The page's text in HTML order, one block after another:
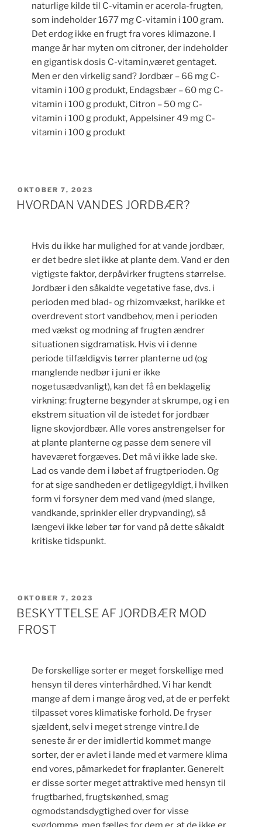
naturlige kilde til C-vitamin er acerola-frugten,
som indeholder 1677 mg C-vitamin i 100 gram.
Det erdog ikke en frugt fra vores klimazone. I
mange år har myten om citroner, der indeholder
en gigantisk dosis C-vitamin,været gentaget.
Men er den virkelig sand? Jordbær – 66 mg C-
vitamin i 100 g produkt, Endagsbær – 60 mg C-
vitamin i 100 g produkt, Citron – 50 mg C-
vitamin i 100 g produkt, Appelsiner 49 mg C-
vitamin i 100 g produkt
UDGIVET
DEN
OKTOBER 7, 2023
HVORDAN VANDES JORDBÆR?
Hvis du ikke har mulighed for at vande jordbær,
er det bedre slet ikke at plante dem. Vand er den
vigtigste faktor, derpåvirker frugtens størrelse.
Jordbær i den såkaldte vegetative fase, dvs. i
perioden med blad- og rhizomvækst, harikke et
overdrevent stort vandbehov, men i perioden
med vækst og modning af frugten ændrer
situationen sigdramatisk. Hvis vi i denne
periode tilfældigvis tørrer planterne ud (og
manglende nedbør i juni er ikke
nogetusædvanligt), kan det få en beklagelig
virkning: frugterne begynder at skrumpe, og i en
ekstrem situation vil de istedet for jordbær
ligne skovjordbær. Alle vores anstrengelser for
at plante planterne og passe dem senere vil
haveværet forgæves. Det må vi ikke lade ske.
Lad os vande dem i løbet af frugtperioden. Og
for at sige sandheden er detligegyldigt, i hvilken
form vi forsyner dem med vand (med slange,
vandkande, sprinkler eller drypvanding), så
længevi ikke løber tør for vand på dette såkaldt
kritiske tidspunkt.
UDGIVET
DEN
OKTOBER 7, 2023
BESKYTTELSE AF JORDBÆR MOD
FROST
De forskellige sorter er meget forskellige med
hensyn til deres vinterhårdhed. Vi har kendt
mange af dem i mange årog ved, at de er perfekt
tilpasset vores klimatiske forhold. De fryser
sjældent, selv i meget strenge vintre.I de
seneste år er der imidlertid kommet mange
sorter, der er avlet i lande med et varmere klima
end vores, påmarkedet for frøplanter. Generelt
er disse sorter meget attraktive med hensyn til
frugtbarhed, frugtskønhed, smag
ogmodstandsdygtighed over for visse